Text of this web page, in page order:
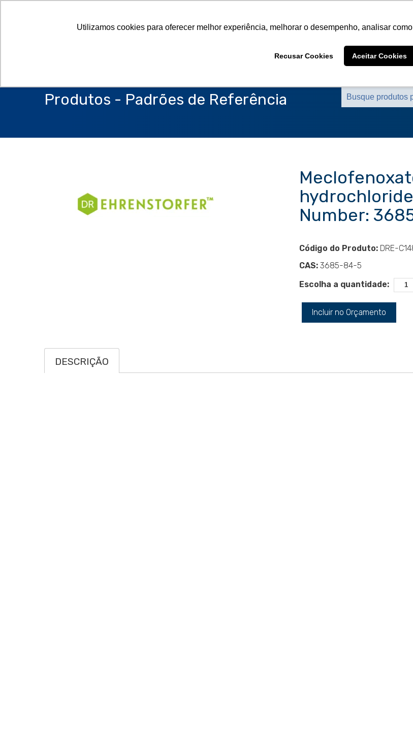
Utilizamos cookies para oferecer melhor experiência, melhorar o desempenho, analisar
Recusar Cookies Aceitar Cookies
Sobre a CMS
Produtos Marcas
Produtos - Padrões de Referência
Number:
Código do Produto: DRE-
CAS: 3685-84-5
Escolha a quantidade:
Incluir no Orçamento
DESCRIÇÃO